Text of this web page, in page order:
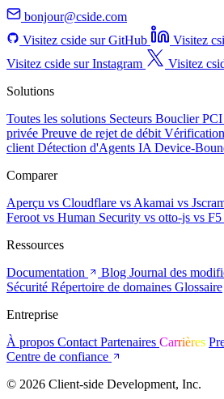
bonjour@cside.com
Visitez cside sur GitHub
Visitez
Visitez cside sur Instagram
Visitez
Solutions
Toutes les solutions Secteurs Bouclier PCI
privée Preuve de rejet de débit
client Détection d'Agents IA Device-
Comparer
Aperçu vs Cloudflare vs Akamai vs
Feroot vs Human Security vs otto-js vs F5
Ressources
Documentation
Blog Journal des
Sécurité Répertoire de domaines Glossaire
Entreprise
À propos Contact Partenaires Carrières
Centre de confiance
© 2026 Client-side Development, Inc.